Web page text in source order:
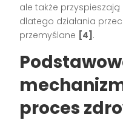
ale także
dlatego działania
przemyślane [4] .
proces